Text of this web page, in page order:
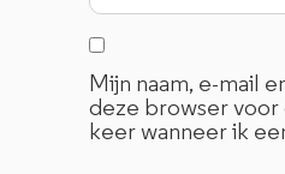
Mijn naam, e-mail
deze browser voor
keer wanneer ik